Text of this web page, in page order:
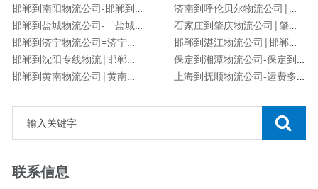
邯郸到南阳物流公司-邯郸到南阳货运专线
邯郸到盐城物流公司-「盐城专线」
邯郸到济宁物流公司=济宁专线
邯郸到沈阳专线物流|邯郸到沈阳物流公司
邯郸到黄南物流公司|黄南专线
济南到呼伦贝尔物流公司|济南到呼伦贝尔物流专线
石家庄到肇庆物流公司|肇庆专线
邯郸到湛江物流公司|邯郸到湛江物流专线
保定到湘潭物流公司-保定到湘潭货运专线
上海到抚顺物流公司-运费多少「服务周到」
联系信息